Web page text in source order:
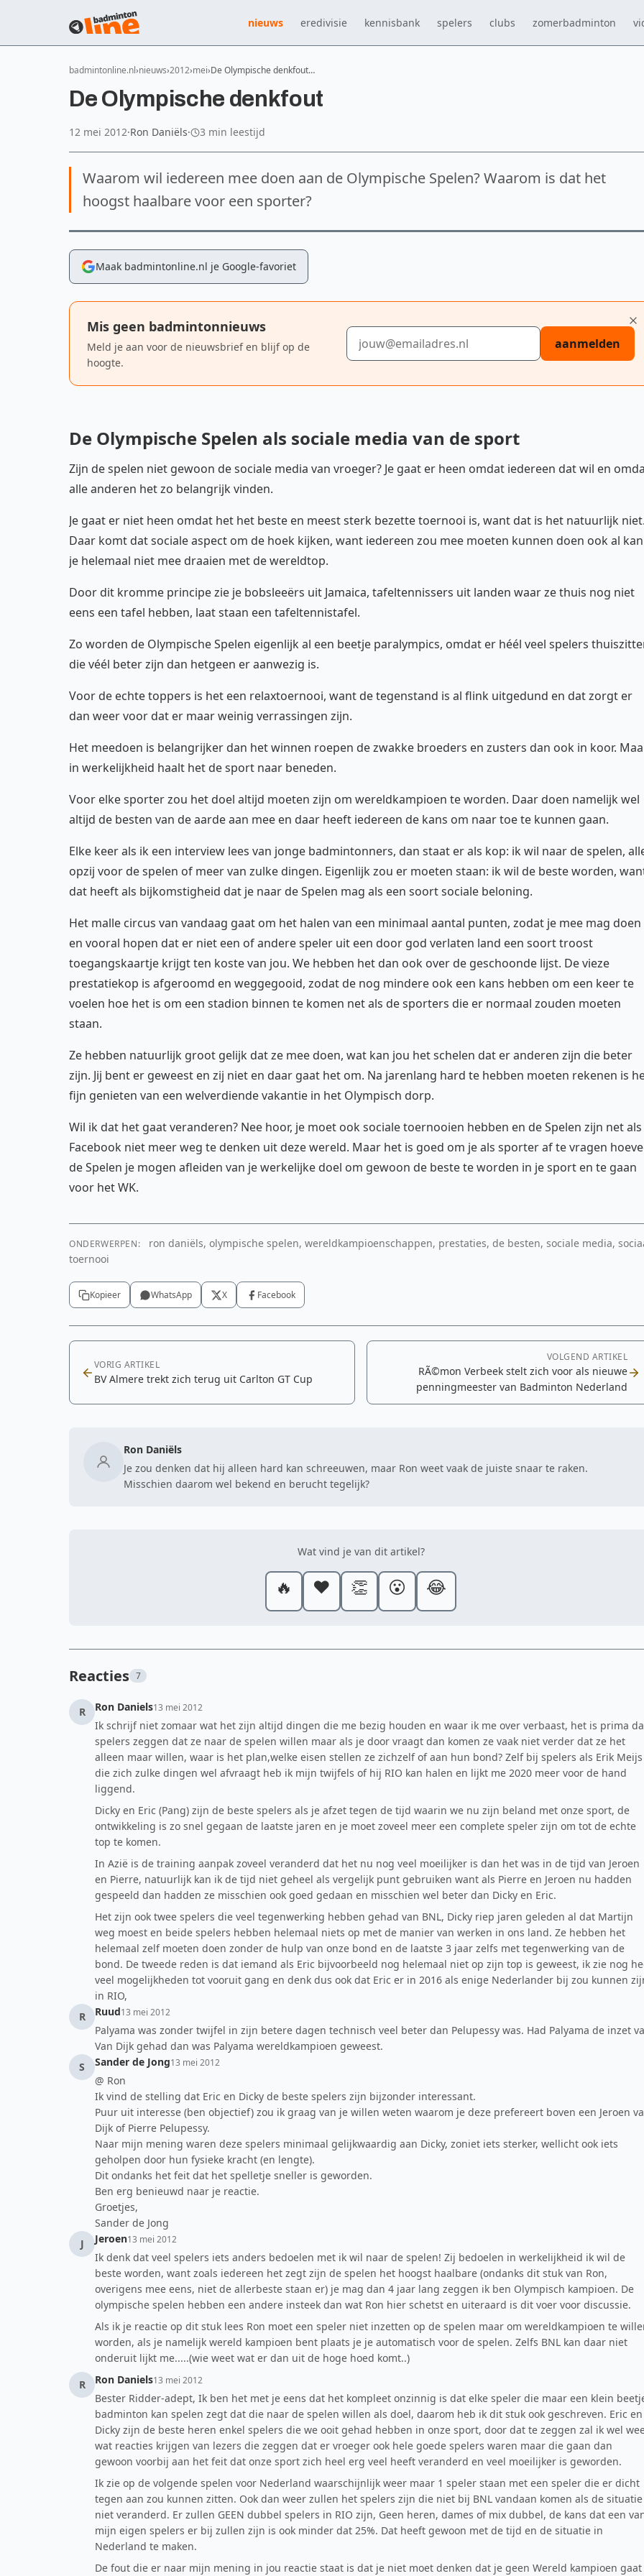
nieuws eredivisie kennisbank spelers clubs zomerbadminton
badmintonline.nl nieuws 2012 mei De Olympische denkfout…
De Olympische denkfout
12 mei 2012·Ron Daniëls· 3 min leestijd
Waarom wil iedereen mee doen aan de Olympische Spelen? Waarom is dat het
hoogst haalbare voor een sporter?
Maak badmintonline.nl je Google-favoriet
Mis geen badmintonnieuws
Meld je aan voor de nieuwsbrief en blijf op de
hoogte.
E-mailadres
aanmelden
De Olympische Spelen als sociale media van de sport
Zijn de spelen niet gewoon de sociale media van vroeger? Je gaat er heen omdat iedereen dat wil en
alle anderen het zo belangrijk vinden.
Je gaat er niet heen omdat het het beste en meest sterk bezette toernooi is, want dat is het natuurlijk
Daar komt dat sociale aspect om de hoek kijken, want iedereen zou mee moeten kunnen doen ook al kan
je helemaal niet mee draaien met de wereldtop.
Door dit kromme principe zie je bobsleeërs uit Jamaica, tafeltennissers uit landen waar ze thuis nog niet
eens een tafel hebben, laat staan een tafeltennistafel.
Zo worden de Olympische Spelen eigenlijk al een beetje paralympics, omdat er héél veel spelers
die véél beter zijn dan hetgeen er aanwezig is.
Voor de echte toppers is het een relaxtoernooi, want de tegenstand is al flink uitgedund en dat zorgt er
dan weer voor dat er maar weinig verrassingen zijn.
Het meedoen is belangrijker dan het winnen roepen de zwakke broeders en zusters dan ook in koor.
in werkelijkheid haalt het de sport naar beneden.
Voor elke sporter zou het doel altijd moeten zijn om wereldkampioen te worden. Daar doen namelijk wel
altijd de besten van de aarde aan mee en daar heeft iedereen de kans om naar toe te kunnen gaan.
Elke keer als ik een interview lees van jonge badmintonners, dan staat er als kop: ik wil naar de spelen,
opzij voor de spelen of meer van zulke dingen. Eigenlijk zou er moeten staan: ik wil de beste worden,
dat heeft als bijkomstigheid dat je naar de Spelen mag als een soort sociale beloning.
Het malle circus van vandaag gaat om het halen van een minimaal aantal punten, zodat je mee mag doen
en vooral hopen dat er niet een of andere speler uit een door god verlaten land een soort troost
toegangskaartje krijgt ten koste van jou. We hebben het dan ook over de geschoonde lijst. De vieze
prestatiekop is afgeroomd en weggegooid, zodat de nog mindere ook een kans hebben om een keer te
voelen hoe het is om een stadion binnen te komen net als de sporters die er normaal zouden moeten
staan.
Ze hebben natuurlijk groot gelijk dat ze mee doen, wat kan jou het schelen dat er anderen zijn die beter
zijn. Jij bent er geweest en zij niet en daar gaat het om. Na jarenlang hard te hebben moeten rekenen is
fijn genieten van een welverdiende vakantie in het Olympisch dorp.
Wil ik dat het gaat veranderen? Nee hoor, je moet ook sociale toernooien hebben en de Spelen zijn net als
Facebook niet meer weg te denken uit deze wereld. Maar het is goed om je als sporter af te vragen
de Spelen je mogen afleiden van je werkelijke doel om gewoon de beste te worden in je sport en te gaan
voor het WK.
ONDERWERPEN:
ron daniëls, olympische spelen, wereldkampioenschappen, prestaties, de besten, sociale media,
toernooi
Kopieer WhatsApp X Facebook
VORIG ARTIKEL
BV Almere trekt zich terug uit Carlton GT Cup
VOLGEND ARTIKEL
RÃ©mon Verbeek stelt zich voor als nieuwe
penningmeester van Badminton Nederland
Ron Daniëls
Je zou denken dat hij alleen hard kan schreeuwen, maar Ron weet vaak de juiste snaar te raken.
Misschien daarom wel bekend en berucht tegelijk?
Wat vind je van dit artikel?
🔥 ❤️ 👏 😮 😂
Reacties 7
R Ron Daniels13 mei 2012
Ik schrijf niet zomaar wat het zijn altijd dingen die me bezig houden en waar ik me over verbaast, het is prima
spelers zeggen dat ze naar de spelen willen maar als je door vraagt dan komen ze vaak niet verder dat ze het
alleen maar willen, waar is het plan,welke eisen stellen ze zichzelf of aan hun bond? Zelf bij spelers als Erik Meijs
die zich zulke dingen wel afvraagt heb ik mijn twijfels of hij RIO kan halen en lijkt me 2020 meer voor de hand
liggend.
Dicky en Eric (Pang) zijn de beste spelers als je afzet tegen de tijd waarin we nu zijn beland met onze sport, de
ontwikkeling is zo snel gegaan de laatste jaren en je moet zoveel meer een complete speler zijn om tot de echte
top te komen.
In Azië is de training aanpak zoveel veranderd dat het nu nog veel moeilijker is dan het was in de tijd van Jeroen
en Pierre, natuurlijk kan ik de tijd niet geheel als vergelijk punt gebruiken want als Pierre en Jeroen nu hadden
gespeeld dan hadden ze misschien ook goed gedaan en misschien wel beter dan Dicky en Eric.
Het zijn ook twee spelers die veel tegenwerking hebben gehad van BNL, Dicky riep jaren geleden al dat Martijn
weg moest en beide spelers hebben helemaal niets op met de manier van werken in ons land. Ze hebben het
helemaal zelf moeten doen zonder de hulp van onze bond en de laatste 3 jaar zelfs met tegenwerking van de
bond. De tweede reden is dat iemand als Eric bijvoorbeeld nog helemaal niet op zijn top is geweest, ik zie nog
veel mogelijkheden tot vooruit gang en denk dus ook dat Eric er in 2016 als enige Nederlander bij zou kunnen
in RIO,
R
Ruud13 mei 2012
Palyama was zonder twijfel in zijn betere dagen technisch veel beter dan Pelupessy was. Had Palyama de inzet
Van Dijk gehad dan was Palyama wereldkampioen geweest.
S
Sander de Jong13 mei 2012
@ Ron
Ik vind de stelling dat Eric en Dicky de beste spelers zijn bijzonder interessant.
Puur uit interesse (ben objectief) zou ik graag van je willen weten waarom je deze prefereert boven een Jeroen
Dijk of Pierre Pelupessy.
Naar mijn mening waren deze spelers minimaal gelijkwaardig aan Dicky, zoniet iets sterker, wellicht ook iets
geholpen door hun fysieke kracht (en lengte).
Dit ondanks het feit dat het spelletje sneller is geworden.
Ben erg benieuwd naar je reactie.
Groetjes,
Sander de Jong
J
Jeroen13 mei 2012
Ik denk dat veel spelers iets anders bedoelen met ik wil naar de spelen! Zij bedoelen in werkelijkheid ik wil de
beste worden, want zoals iedereen het zegt zijn de spelen het hoogst haalbare (ondanks dit stuk van Ron,
overigens mee eens, niet de allerbeste staan er) je mag dan 4 jaar lang zeggen ik ben Olympisch kampioen. De
olympische spelen hebben een andere insteek dan wat Ron hier schetst en uiteraard is dit voer voor discussie.
Als ik je reactie op dit stuk lees Ron moet een speler niet inzetten op de spelen maar om wereldkampioen te
worden, als je namelijk wereld kampioen bent plaats je je automatisch voor de spelen. Zelfs BNL kan daar niet
onderuit lijkt me.....(wie weet wat er dan uit de hoge hoed komt..)
R
Ron Daniels13 mei 2012
Bester Ridder-adept, Ik ben het met je eens dat het kompleet onzinnig is dat elke speler die maar een klein
badminton kan spelen zegt dat die naar de spelen willen als doel, daarom heb ik dit stuk ook geschreven. Eric en
Dicky zijn de beste heren enkel spelers die we ooit gehad hebben in onze sport, door dat te zeggen zal ik wel
wat reacties krijgen van lezers die zeggen dat er vroeger ook hele goede spelers waren maar die gaan dan
gewoon voorbij aan het feit dat onze sport zich heel erg veel heeft veranderd en veel moeilijker is geworden.
Ik zie op de volgende spelen voor Nederland waarschijnlijk weer maar 1 speler staan met een speler die er dicht
tegen aan zou kunnen zitten. Ook dan weer zullen het spelers zijn die niet bij BNL vandaan komen als de situatie
niet veranderd. Er zullen GEEN dubbel spelers in RIO zijn, Geen heren, dames of mix dubbel, de kans dat een
mijn eigen spelers er bij zullen zijn is ook minder dat 25%. Dat heeft gewoon met de tijd en de situatie in
Nederland te maken.
De fout die er naar mijn mening in jou reactie staat is dat je niet moet denken dat je geen Wereld kampioen gaat